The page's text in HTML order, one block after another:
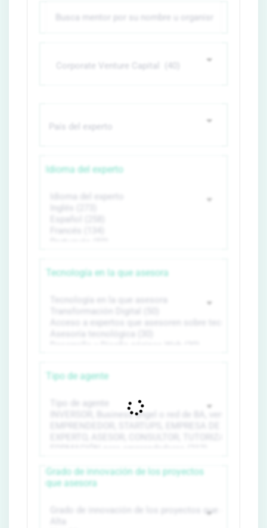
Idioma del experto
Tecnología en la que asesora
Tipo de agente
Grado de innovación de los proyectos
que asesora